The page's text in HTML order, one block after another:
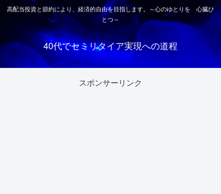
高配当投資と節約により、経済的自由を目指します。～心のゆとりを 心臓ひ
とつ～
40代でセミリタイア実現への道程
スポンサーリンク